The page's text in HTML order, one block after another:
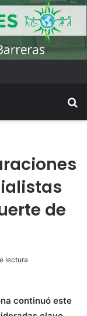
de
lectura
continuó este